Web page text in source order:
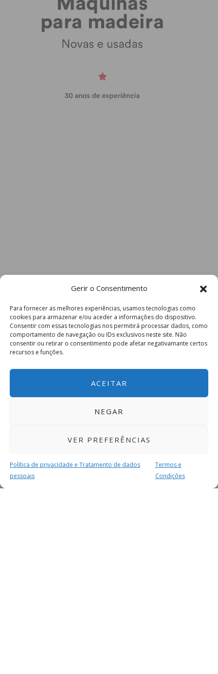
Gerir o Consentimento
Para fornecer as melhores experiências, usamos tecnologias como
cookies para armazenar e/ou aceder a informações do dispositivo.
Consentir com essas tecnologias nos permitirá processar dados, como
comportamento de navegação ou IDs exclusivos neste site. Não
consentir ou retirar o consentimento pode afetar negativamante certos
recursos e funções.
ACEITAR
NEGAR
VER PREFERÊNCIAS
Política de privacidade e Tratamento de dados
pessoais
Termos e
Condições